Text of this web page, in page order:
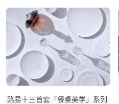
路易十三首套「餐桌美学」系列